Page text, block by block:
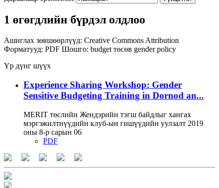
1 өгөгдлийн бүрдэл олдлоо
Ашиглах зөвшөөрлүүд: Creative Commons Attribution
Форматууд: PDF Шошго: budget төсөв gender policy
Үр дүнг шүүх
Experience Sharing Workshop: Gender
Sensitive Budgeting Training in Dornod an...
MERIT төслийн Жендэрийн тэгш байдлыг хангах
мэргэжилтнүүдийн клуб-ын гишүүдийн уулзалт 2019
оны 8-р сарын 06
PDF